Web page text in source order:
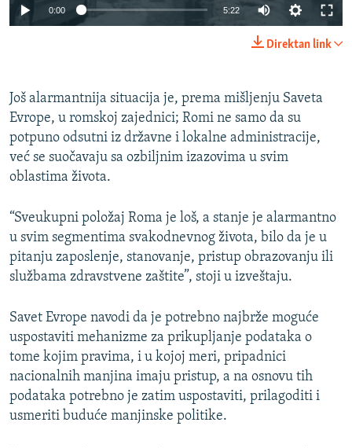
0:00 5:22
Direktan link
Još alarmantnija situacija je, prema mišljenju Saveta
Evrope, u romskoj zajednici; Romi ne samo da su
potpuno odsutni iz državne i lokalne administracije,
već se suočavaju sa ozbiljnim izazovima u svim
oblastima života.
“Sveukupni položaj Roma je loš, a stanje je alarmantno
u svim segmentima svakodnevnog života, bilo da je u
pitanju zaposlenje, stanovanje, pristup obrazovanju ili
službama zdravstvene zaštite”, stoji u izveštaju.
Savet Evrope navodi da je potrebno najbrže moguće
uspostaviti mehanizme za prikupljanje podataka o
tome kojim pravima, i u kojoj meri, pripadnici
nacionalnih manjina imaju pristup, a na osnovu tih
podataka potrebno je zatim uspostaviti, prilagoditi i
usmeriti buduće manjinske politike.